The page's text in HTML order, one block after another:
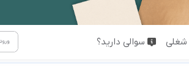
سوالی دارید؟